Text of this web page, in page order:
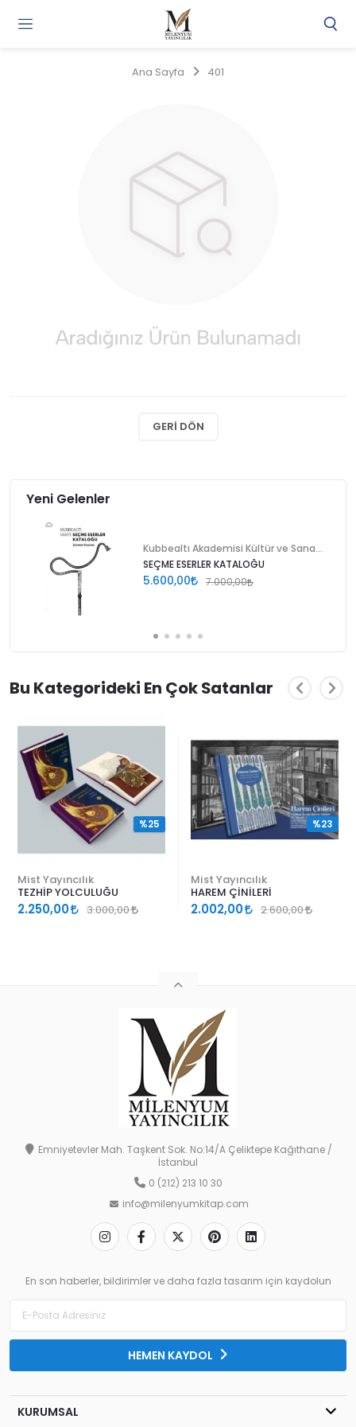
Ana Sayfa 401
GERI DÖN
Yeni Gelenler
SEÇME ESERLER KATALOĞU
5.600,00 7.000,00
Bu Kategorideki En Çok Satanlar
Mist Yayıncılık
TEZHİP YOLCULUĞU
2.250,00 3.000,00
%25
Mist Yayıncılık
HAREM ÇİNİLERİ
2.002,00 2.600,00
%23
Emniyetevler Mah. Taşkent Sok. No:14/A Çeliktepe Kağıthane /
İstanbul
0 (212) 213 10 30
info@milenyumkitap.com
En son haberler, bildirimler ve daha fazla tasarım için kaydolun
HEMEN KAYDOL
KURUMSAL